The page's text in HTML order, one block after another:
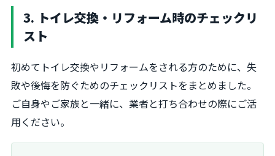
3. トイレ交換・リフォーム時のチェックリ
スト
初めてトイレ交換やリフォームをされる方のために、失
敗や後悔を防ぐためのチェックリストをまとめました。
ご自身やご家族と一緒に、業者と打ち合わせの際にご活
用ください。